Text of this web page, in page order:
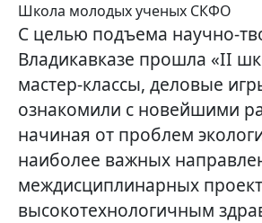
Школа молодых ученых СКФО
С целью подъема научно-
Владикавказе прошла «II
мастер-классы, деловые
ознакомили с новейшими
начиная от проблем
наиболее важных
междисциплинарных
высокотехнологичным